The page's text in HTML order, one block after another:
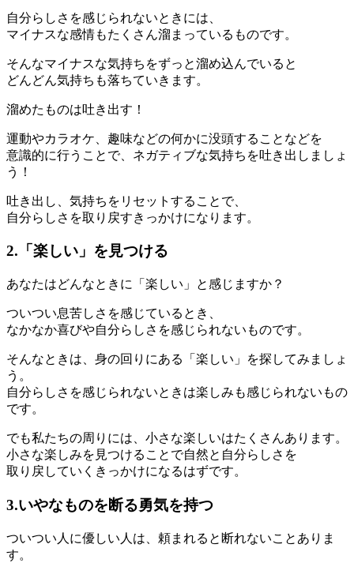
自分らしさを感じられないときには、
マイナスな感情もたくさん溜まっているものです。
そんなマイナスな気持ちをずっと溜め込んでいると
どんどん気持ちも落ちていきます。
溜めたものは吐き出す！
運動やカラオケ、趣味などの何かに没頭することなどを
意識的に行うことで、ネガティブな気持ちを吐き出しましょ
う！
吐き出し、気持ちをリセットすることで、
自分らしさを取り戻すきっかけになります。
2.「楽しい」を見つける
あなたはどんなときに「楽しい」と感じますか？
ついつい息苦しさを感じているとき、
なかなか喜びや自分らしさを感じられないものです。
そんなときは、身の回りにある「楽しい」を探してみましょ
う。
自分らしさを感じられないときは楽しみも感じられないもの
です。
でも私たちの周りには、小さな楽しいはたくさんあります。
小さな楽しみを見つけることで自然と自分らしさを
取り戻していくきっかけになるはずです。
3.いやなものを断る勇気を持つ
ついつい人に優しい人は、頼まれると断れないことありま
す。